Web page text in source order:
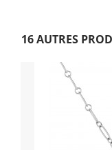
16 AUTRES